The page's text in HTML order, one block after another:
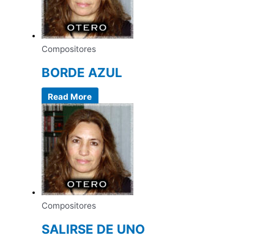
Compositores
BORDE AZUL
Read More
Compositores
SALIRSE DE UNO